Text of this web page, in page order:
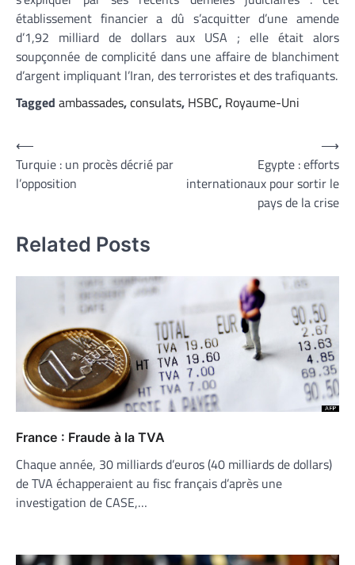
établissement financier a dû s’acquitter d’une amende
d’1,92 milliard de dollars aux USA ; elle était alors
soupçonnée de complicité dans une affaire de blanchiment
d’argent impliquant l’Iran, des terroristes et des trafiquants.
Tagged ambassades,consulats, HSBC, Royaume-Uni
Navigation
de
l’article
⟵
Turquie : un procès décrié par
l’opposition
Egypte : efforts
internationaux pour sortir le
pays de la crise
⟶
Related Posts
France : Fraude à la TVA
Chaque année, 30 milliards d’euros (40 milliards de dollars)
de TVA échapperaient au fisc français d’après une
investigation de CASE,…